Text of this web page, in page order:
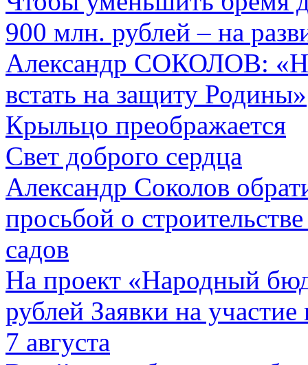
900 млн. рублей – на
Александр СОКОЛОВ:
встать на защиту Родины»
Крыльцо преображается
Свет доброго сердца
Александр Соколов
просьбой о
садов
На проект «Народный
рублей Заявки на
7 августа